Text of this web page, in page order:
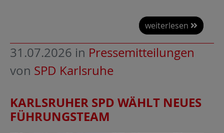
weiterlesen
31.07.2026 in Pressemitteilungen
von SPD Karlsruhe
KARLSRUHER SPD WÄHLT NEUES
FÜHRUNGSTEAM